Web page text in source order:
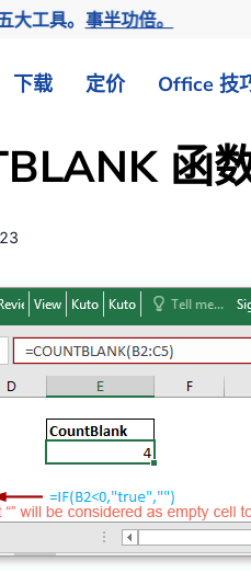
大工具。事半功倍。
下载 定价 Office 技
函